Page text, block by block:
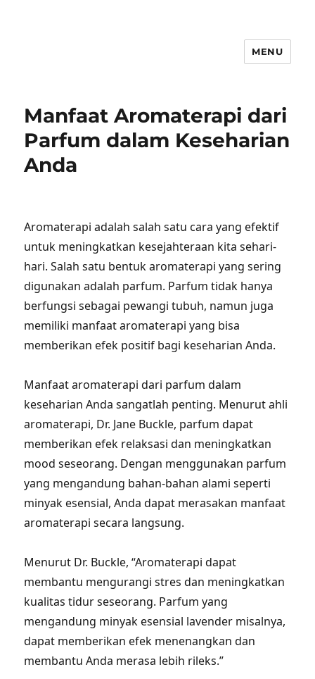
MENU
Manfaat Aromaterapi dari
Parfum dalam Keseharian
Anda
Aromaterapi adalah salah satu cara yang efektif
untuk meningkatkan kesejahteraan kita sehari-
hari. Salah satu bentuk aromaterapi yang sering
digunakan adalah parfum. Parfum tidak hanya
berfungsi sebagai pewangi tubuh, namun juga
memiliki manfaat aromaterapi yang bisa
memberikan efek positif bagi keseharian Anda.
Manfaat aromaterapi dari parfum dalam
keseharian Anda sangatlah penting. Menurut ahli
aromaterapi, Dr. Jane Buckle, parfum dapat
memberikan efek relaksasi dan meningkatkan
mood seseorang. Dengan menggunakan parfum
yang mengandung bahan-bahan alami seperti
minyak esensial, Anda dapat merasakan manfaat
aromaterapi secara langsung.
Menurut Dr. Buckle, “Aromaterapi dapat
membantu mengurangi stres dan meningkatkan
kualitas tidur seseorang. Parfum yang
mengandung minyak esensial lavender misalnya,
dapat memberikan efek menenangkan dan
membantu Anda merasa lebih rileks.”